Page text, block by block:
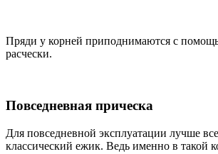
Пряди у корней приподнимаются с
расчески.
Повседневная прическа
Для повседневной эксплуатации лучше
классический ежик. Ведь именно в такой